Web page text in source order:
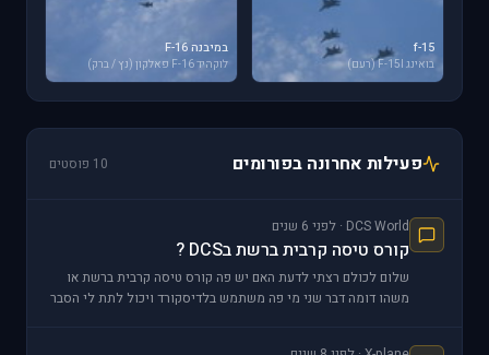
f-15
בואינג F-15I (רעם)
במיבנה F-16
לוקהיד F-16 פאלקון (נץ / ברק)
פעילות אחרונה בפורומים 10 פוסטים
DCS World · לפני 6 שנים
קורס טיסה קרבית ברשת בDCS ?
שלום לכולם רצתי לדעת האם יש פה קורס טיסה קרבית ברשת או
משהו דומה דבר שני מי פה משתמש בלדיסקורד ויכול לתת לי הסבר